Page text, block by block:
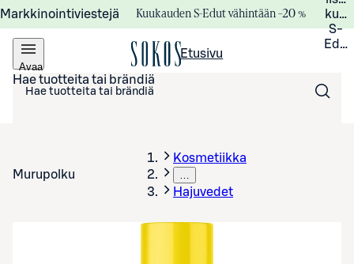
Markkinointiviestejä Kuukauden S-Edut vähintään –20 %
S-
Avaa
valikko
Etusivu
Hae tuotteita tai brändiä
Murupolku
Kosmetiikka
…
Hajuvedet